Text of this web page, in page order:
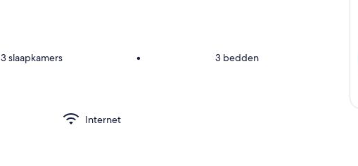
3 slaapkamers • 3 bedden
Internet